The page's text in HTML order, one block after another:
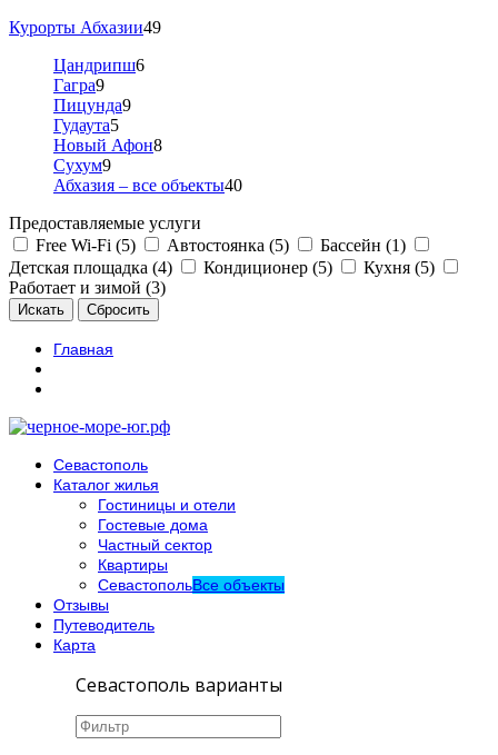
Курорты Абхазии49
Цандрипш6
Гагра9
Пицунда9
Гудаута5
Новый Афон8
Сухум9
Абхазия – все объекты40
Предоставляемые услуги
Free Wi-Fi (5)
Автостоянка (5)
Бассейн (1)
Детская площадка (4)
Кондиционер (5)
Кухня (5)
Работает и зимой (3)
Главная
Севастополь
Каталог жилья
Гостиницы и отели
Гостевые дома
Частный сектор
Квартиры
СевастопольВсе объекты
Отзывы
Путеводитель
Карта
Севастополь варианты